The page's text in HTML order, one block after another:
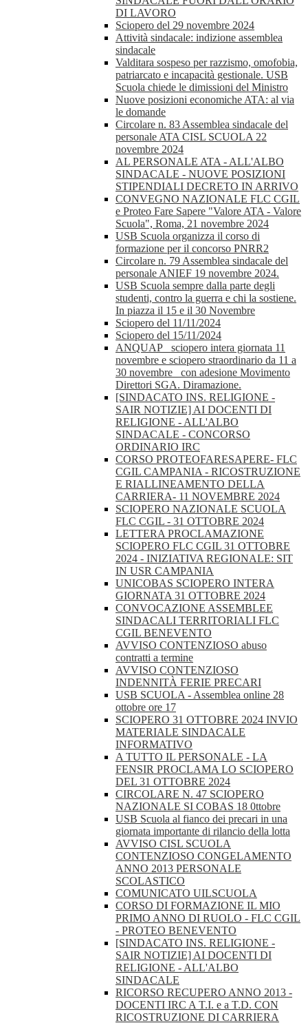
DI LAVORO
Sciopero del 29 novembre 2024
Attività sindacale: indizione assemblea
sindacale
Valditara sospeso per razzismo, omofobia,
patriarcato e incapacità gestionale. USB
Scuola chiede le dimissioni del Ministro
Nuove posizioni economiche ATA: al via
le domande
Circolare n. 83 Assemblea sindacale del
personale ATA CISL SCUOLA 22
novembre 2024
AL PERSONALE ATA - ALL'ALBO
SINDACALE - NUOVE POSIZIONI
STIPENDIALI DECRETO IN ARRIVO
CONVEGNO NAZIONALE FLC CGIL
e Proteo Fare Sapere "Valore ATA - Valore
Scuola", Roma, 21 novembre 2024
USB Scuola organizza il corso di
formazione per il concorso PNRR2
Circolare n. 79 Assemblea sindacale del
personale ANIEF 19 novembre 2024.
USB Scuola sempre dalla parte degli
studenti, contro la guerra e chi la sostiene.
In piazza il 15 e il 30 Novembre
Sciopero del 11/11/2024
Sciopero del 15/11/2024
ANQUAP_ sciopero intera giornata 11
novembre e sciopero straordinario da 11 a
30 novembre_ con adesione Movimento
Direttori SGA. Diramazione.
[SINDACATO INS. RELIGIONE -
SAIR NOTIZIE] AI DOCENTI DI
RELIGIONE - ALL'ALBO
SINDACALE - CONCORSO
ORDINARIO IRC
CORSO PROTEOFARESAPERE- FLC
CGIL CAMPANIA - RICOSTRUZIONE
E RIALLINEAMENTO DELLA
CARRIERA- 11 NOVEMBRE 2024
SCIOPERO NAZIONALE SCUOLA
FLC CGIL - 31 OTTOBRE 2024
LETTERA PROCLAMAZIONE
SCIOPERO FLC CGIL 31 OTTOBRE
2024 - INIZIATIVA REGIONALE: SIT
IN USR CAMPANIA
UNICOBAS SCIOPERO INTERA
GIORNATA 31 OTTOBRE 2024
CONVOCAZIONE ASSEMBLEE
SINDACALI TERRITORIALI FLC
CGIL BENEVENTO
AVVISO CONTENZIOSO abuso
contratti a termine
AVVISO CONTENZIOSO
INDENNITÀ FERIE PRECARI
USB SCUOLA - Assemblea online 28
ottobre ore 17
SCIOPERO 31 OTTOBRE 2024 INVIO
MATERIALE SINDACALE
INFORMATIVO
A TUTTO IL PERSONALE - LA
FENSIR PROCLAMA LO SCIOPERO
DEL 31 OTTOBRE 2024
CIRCOLARE N. 47 SCIOPERO
NAZIONALE SI COBAS 18 0ttobre
USB Scuola al fianco dei precari in una
giornata importante di rilancio della lotta
AVVISO CISL SCUOLA
CONTENZIOSO CONGELAMENTO
ANNO 2013 PERSONALE
SCOLASTICO
COMUNICATO UILSCUOLA
CORSO DI FORMAZIONE IL MIO
PRIMO ANNO DI RUOLO - FLC CGIL
- PROTEO BENEVENTO
[SINDACATO INS. RELIGIONE -
SAIR NOTIZIE] AI DOCENTI DI
RELIGIONE - ALL'ALBO
SINDACALE
RICORSO RECUPERO ANNO 2013 -
DOCENTI IRC A T.I. e a T.D. CON
RICOSTRUZIONE DI CARRIERA